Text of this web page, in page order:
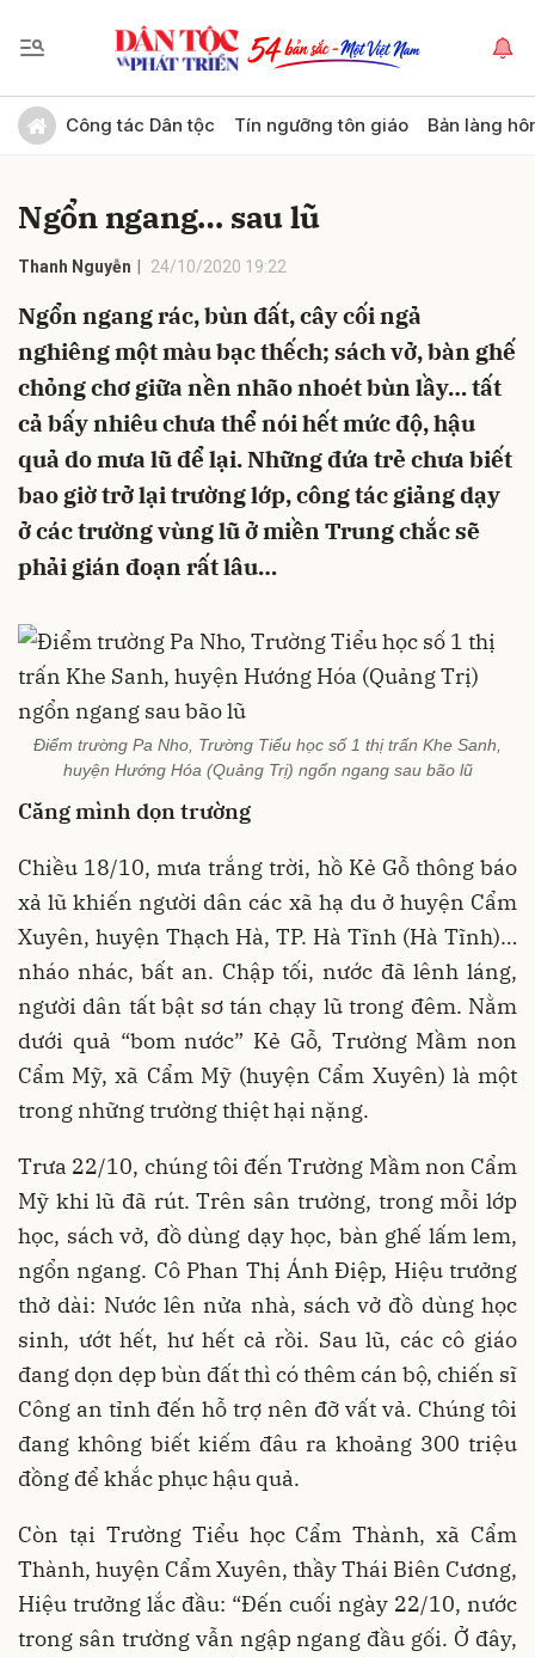
Công tác Dân tộc Tín ngưỡng tôn giáo Bản làng
Ngổn ngang… sau lũ
Thanh Nguyễn 24/10/2020 19:22
Ngổn ngang rác, bùn đất, cây cối ngả
nghiêng một màu bạc thếch; sách vở, bàn ghế
chỏng chơ giữa nền nhão nhoét bùn lầy… tất
cả bấy nhiêu chưa thể nói hết mức độ, hậu
quả do mưa lũ để lại. Những đứa trẻ chưa biết
bao giờ trở lại trường lớp, công tác giảng dạy
ở các trường vùng lũ ở miền Trung chắc sẽ
phải gián đoạn rất lâu…
Điểm trường Pa Nho, Trường Tiểu học số 1 thị trấn Khe Sanh,
huyện Hướng Hóa (Quảng Trị) ngổn ngang sau bão lũ
Căng mình dọn trường
Chiều 18/10, mưa trắng trời, hồ Kẻ Gỗ thông báo
xả lũ khiến người dân các xã hạ du ở huyện Cẩm
Xuyên, huyện Thạch Hà, TP. Hà Tĩnh (Hà Tĩnh)…
nháo nhác, bất an. Chập tối, nước đã lênh láng,
người dân tất bật sơ tán chạy lũ trong đêm. Nằm
dưới quả “bom nước” Kẻ Gỗ, Trường Mầm non
Cẩm Mỹ, xã Cẩm Mỹ (huyện Cẩm Xuyên) là một
trong những trường thiệt hại nặng.
Trưa 22/10, chúng tôi đến Trường Mầm non Cẩm
Mỹ khi lũ đã rút. Trên sân trường, trong mỗi lớp
học, sách vở, đồ dùng dạy học, bàn ghế lấm lem,
ngổn ngang. Cô Phan Thị Ánh Điệp, Hiệu trưởng
thở dài: Nước lên nửa nhà, sách vở đồ dùng học
sinh, ướt hết, hư hết cả rồi. Sau lũ, các cô giáo
đang dọn dẹp bùn đất thì có thêm cán bộ, chiến sĩ
Công an tỉnh đến hỗ trợ nên đỡ vất vả. Chúng tôi
đang không biết kiếm đâu ra khoảng 300 triệu
đồng để khắc phục hậu quả.
Còn tại Trường Tiểu học Cẩm Thành, xã Cẩm
Thành, huyện Cẩm Xuyên, thầy Thái Biên Cương,
Hiệu trưởng lắc đầu: “Đến cuối ngày 22/10, nước
trong sân trường vẫn ngập ngang đầu gối. Ở đây,
Gửi bình luận
Hủy Gửi